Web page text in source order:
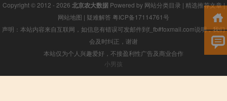
Copyright © 2012 - 2026 北京农大数据Powered by 网站分类目录 | 精选推荐文章|
网站地图 | 疑难解答 粤ICP备17114761号
声明：本站内容来自互联网，如信息有错误可发邮件到f_fb#foxmail.com说明，我们
会及时纠正，谢谢
本站仅为个人兴趣爱好，不接盈利性广告及商业合作
小男孩